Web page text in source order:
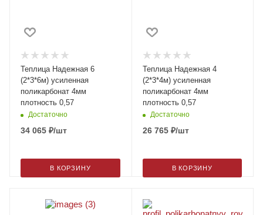
Теплица Надежная 6
(2*3*6м) усиленная
поликарбонат 4мм
плотность 0,57
Достаточно
34 065 ₽/шт
В КОРЗИНУ
Теплица Надежная 4
(2*3*4м) усиленная
поликарбонат 4мм
плотность 0,57
Достаточно
26 765₽/шт
В КОРЗИНУ